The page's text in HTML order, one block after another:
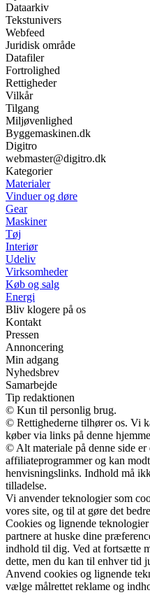
Dataarkiv
Tekstunivers
Webfeed
Juridisk område
Datafiler
Fortrolighed
Rettigheder
Vilkår
Tilgang
Miljøvenlighed
Byggemaskinen.dk
Digitro
webmaster@digitro.dk
Kategorier
Materialer
Vinduer og døre
Gear
Maskiner
Tøj
Interiør
Udeliv
Virksomheder
Køb og salg
Energi
Bliv klogere på os
Kontakt
Pressen
Annoncering
Min adgang
Nyhedsbrev
Samarbejde
Tip redaktionen
© Kun til personlig brug.
© Rettighederne tilhører os. Vi
køber via links på denne
© Alt materiale på denne side
affiliateprogrammer og kan
henvisningslinks. Indhold må
tilladelse.
Vi anvender teknologier som
vores site, og til at gøre det
Cookies og lignende
partnere at huske dine
indhold til dig. Ved at fortsætte
dette, men du kan til enhver tid
Anvend cookies og lignende
vælge målrettet reklame og